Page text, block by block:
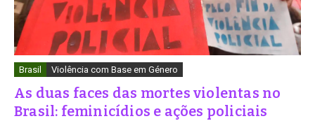
Brasil Violência com Base em Género
As duas faces das mortes violentas no
Brasil: feminicídios e ações policiais